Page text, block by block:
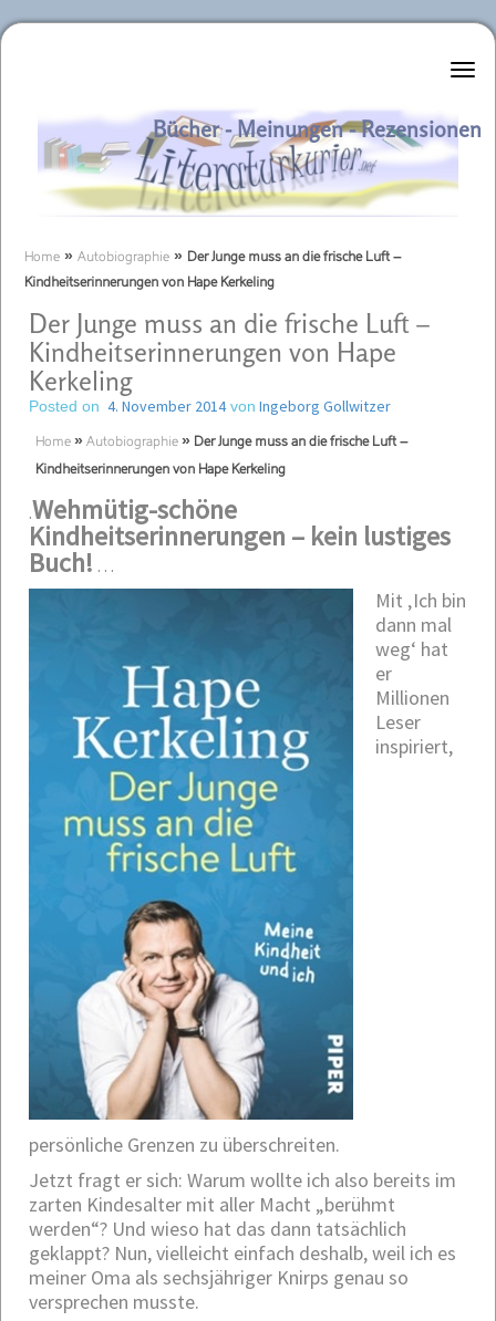
Literaturkurier.net
Bücher - Meinungen - Rezensionen
Home » Autobiographie » Der Junge muss an die frische Luft –
Kindheitserinnerungen von Hape Kerkeling
Der Junge muss an die frische Luft –
Kindheitserinnerungen von Hape
Kerkeling
Posted on 4. November 2014von Ingeborg Gollwitzer
Home » Autobiographie » Der Junge muss an die frische Luft –
Kindheitserinnerungen von Hape Kerkeling
.Wehmütig-schöne
Kindheitserinnerungen – kein lustiges
Buch! …
Mit ‚Ich bin
dann mal
weg‘ hat
er
Millionen
Leser
inspiriert,
persönliche Grenzen zu überschreiten.
Jetzt fragt er sich: Warum wollte ich also bereits im
zarten Kindesalter mit aller Macht „berühmt
werden“? Und wieso hat das dann tatsächlich
geklappt? Nun, vielleicht einfach deshalb, weil ich es
meiner Oma als sechsjähriger Knirps genau so
versprechen musste.